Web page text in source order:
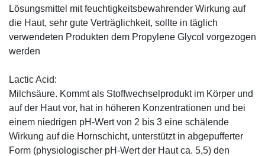
Lösungsmittel mit feuchtigkeitsbewahrender Wirkung auf
die Haut, sehr gute Verträglichkeit, sollte in täglich
verwendeten Produkten dem Propylene Glycol vorgezogen
werden
Lactic Acid:
Milchsäure. Kommt als Stoffwechselprodukt im Körper und
auf der Haut vor, hat in höheren Konzentrationen und bei
einem niedrigen pH-Wert von 2 bis 3 eine schälende
Wirkung auf die Hornschicht, unterstützt in abgepufferter
Form (physiologischer pH-Wert der Haut ca. 5,5) den